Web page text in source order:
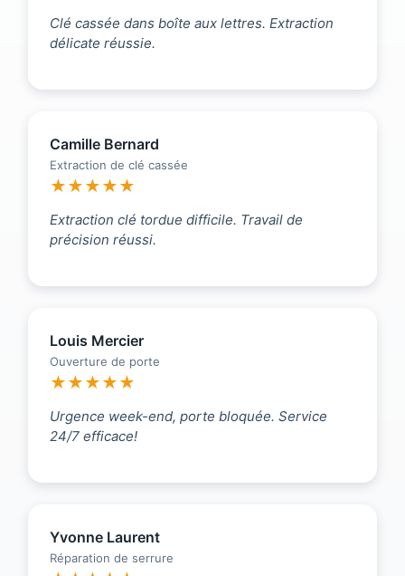
Clé cassée dans boîte aux lettres. Extraction
délicate réussie.
Camille Bernard
Extraction de clé cassée
★★★★★
Extraction clé tordue difficile. Travail de
précision réussi.
Louis Mercier
Ouverture de porte
★★★★★
Urgence week-end, porte bloquée. Service
24/7 efficace!
Yvonne Laurent
Réparation de serrure